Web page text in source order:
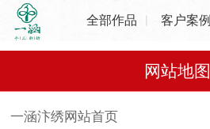
全部作品 客户案例
网站地图
一涵汴绣网站首页